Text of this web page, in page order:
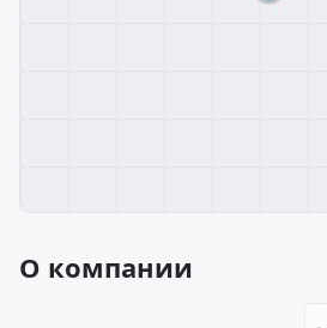
О компании